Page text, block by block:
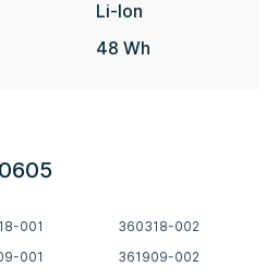
Li-Ion
48 Wh
001
360318-002
001
361909-002